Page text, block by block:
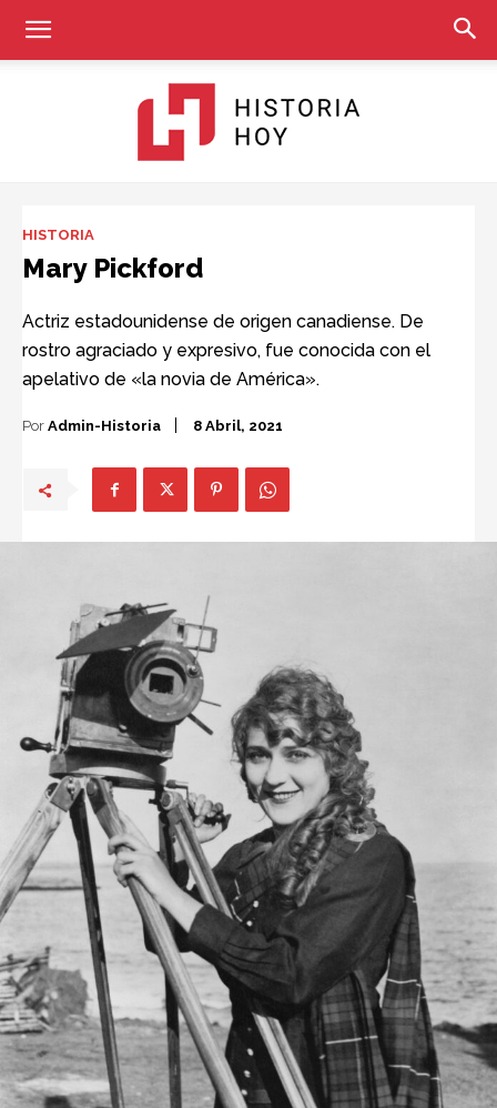
Hoy
HISTORIA
Mary Pickford
Actriz estadounidense de origen canadiense. De
rostro agraciado y expresivo, fue conocida con el
apelativo de «la novia de América».
Por Admin-Historia 8 Abril, 2021